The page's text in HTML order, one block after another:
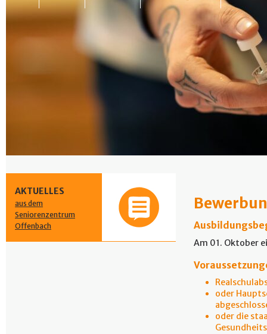
AKTUELLES
aus dem
Seniorenzentrum
Offenbach
Am 01. Oktober
oder
oder die